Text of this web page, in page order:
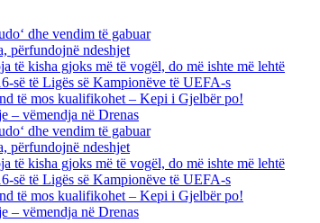
dhe vendim të gabuar
përfundojnë ndeshjet
të kisha gjoks më të vogël, do më ishte më lehtë
së të Ligës së Kampionëve të UEFA-s
të mos kualifikohet – Kepi i Gjelbër po!
– vëmendja në Drenas
dhe vendim të gabuar
përfundojnë ndeshjet
të kisha gjoks më të vogël, do më ishte më lehtë
së të Ligës së Kampionëve të UEFA-s
të mos kualifikohet – Kepi i Gjelbër po!
– vëmendja në Drenas